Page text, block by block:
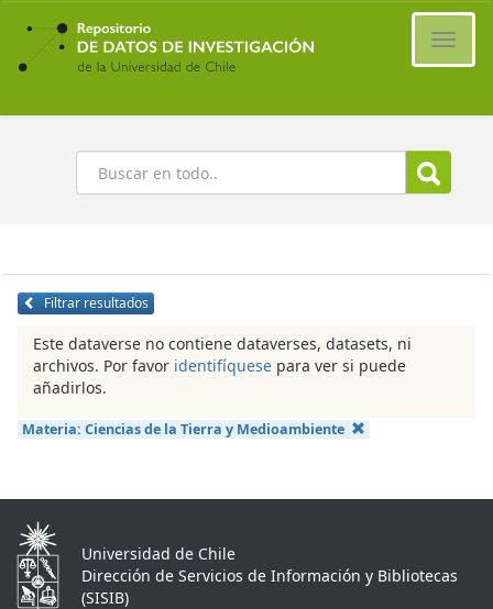
Ir
contenido
principal
Buscar
Filtrar resultados
Este dataverse no contiene dataverses, datasets, ni
archivos. Por favor identifíquese para ver si puede
añadirlos.
Materia: Ciencias de la Tierra y Medioambiente
Universidad de Chile
Dirección de Servicios de Información y Bibliotecas
(SISIB)